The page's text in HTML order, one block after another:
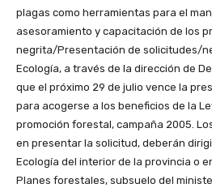
plagas como herramientas para el
asesoramiento y capacitación de los
negrita/Presentación de solicitudes/
Ecología, a través de la dirección de
que el próximo 29 de julio vence la
para acogerse a los beneficios de la
promoción forestal, campaña 2005.
en presentar la solicitud, deberán
Ecología del interior de la provincia o
Planes forestales, subsuelo del